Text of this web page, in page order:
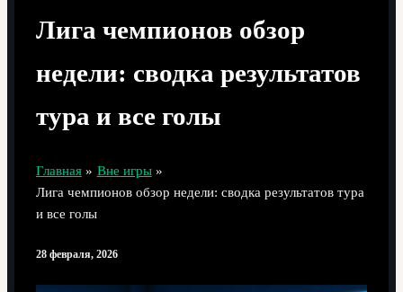
Лига чемпионов обзор
недели: сводка результатов
тура и все голы
Главная
Вне игры
Лига чемпионов обзор недели: сводка результатов тура
и все голы
28 февраля, 2026